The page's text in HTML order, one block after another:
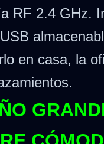
RF 2.4 GHz.
en casa, la